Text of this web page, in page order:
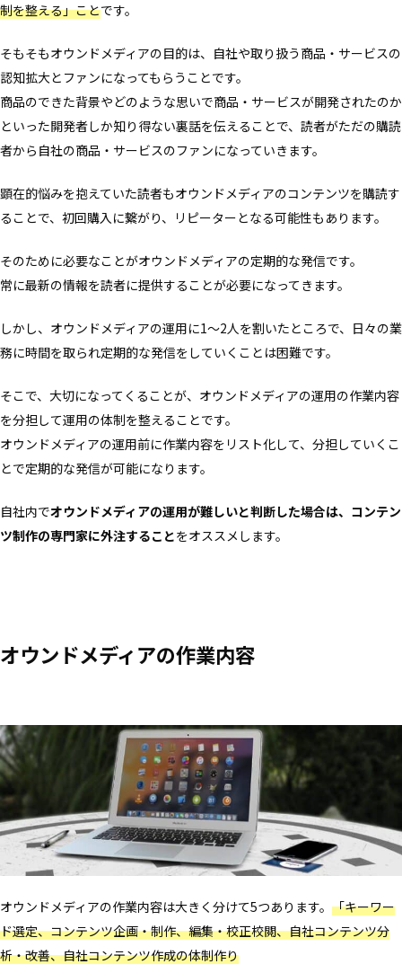
制を整える」ことです。
そもそもオウンドメディアの目的は、自社や取り扱う商品・サービスの
認知拡大とファンになってもらうことです。
商品のできた背景やどのような思いで商品・サービスが開発されたのか
といった開発者しか知り得ない裏話を伝えることで、読者がただの購読
者から自社の商品・サービスのファンになっていきます。
顕在的悩みを抱えていた読者もオウンドメディアのコンテンツを購読す
ることで、初回購入に繋がり、リピーターとなる可能性もあります。
そのために必要なことがオウンドメディアの定期的な発信です。
常に最新の情報を読者に提供することが必要になってきます。
しかし、オウンドメディアの運用に1〜2人を割いたところで、日々の業
務に時間を取られ定期的な発信をしていくことは困難です。
そこで、大切になってくることが、オウンドメディアの運用の作業内容
を分担して運用の体制を整えることです。
オウンドメディアの運用前に作業内容をリスト化して、分担していくこ
とで定期的な発信が可能になります。
自社内でオウンドメディアの運用が難しいと判断した場合は、コンテン
ツ制作の専門家に外注することをオススメします。
オウンドメディアの作業内容
オウンドメディアの作業内容は大きく分けて5つあります。 「キーワー
ド選定、コンテンツ企画・制作、編集・校正校閲、自社コンテンツ分
析・改善、自社コンテンツ作成の体制作り